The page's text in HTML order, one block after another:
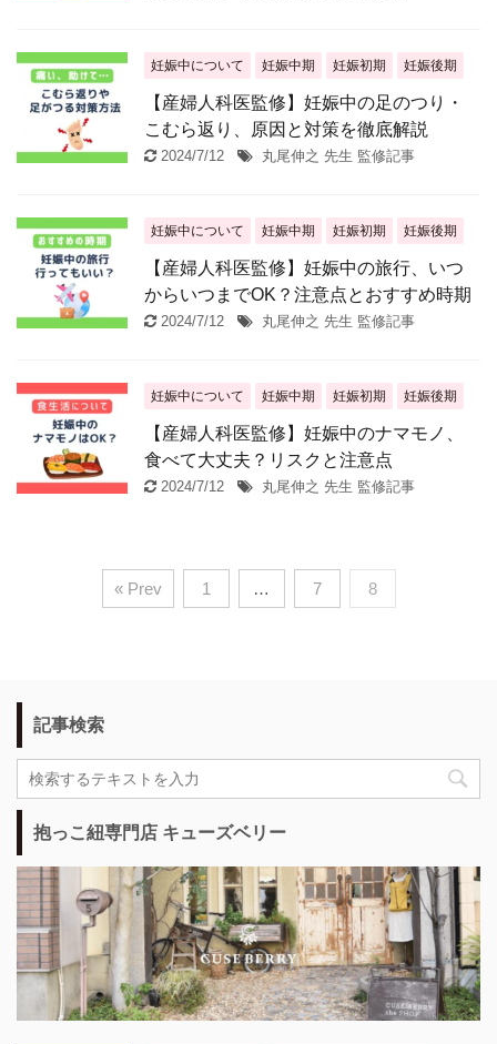
妊娠中について 妊娠中期 妊娠初期 妊娠後期
【産婦人科医監修】妊娠中の足のつり・
こむら返り、原因と対策を徹底解説
2024/7/12 丸尾伸之 先生 監修記事
妊娠中について 妊娠中期 妊娠初期 妊娠後期
【産婦人科医監修】妊娠中の旅行、いつ
からいつまでOK？注意点とおすすめ時期
2024/7/12 丸尾伸之 先生 監修記事
妊娠中について 妊娠中期 妊娠初期 妊娠後期
【産婦人科医監修】妊娠中のナマモノ、
食べて大丈夫？リスクと注意点
2024/7/12 丸尾伸之 先生 監修記事
« Prev 1 … 7 8
記事検索
抱っこ紐専門店 キューズベリー